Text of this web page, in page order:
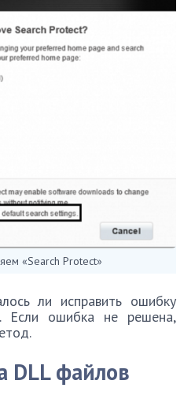
«Search Protect»
ли исправить ошибку
Если ошибка не решена,
DLL файлов